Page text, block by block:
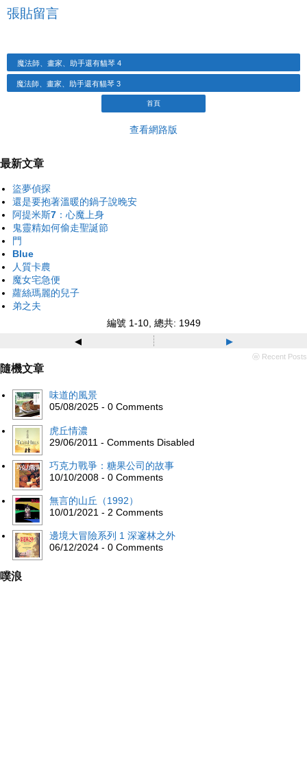
張貼留言
魔法師、畫家、助手還有貓琴 4
魔法師、畫家、助手還有貓琴 3
首頁
查看網路版
最新文章
盜夢偵探
還是要抱著溫暖的鍋子說晚安
阿提米斯7：心魔上身
鬼靈精如何偷走聖誕節
門
Blue
人質卡農
魔女宅急便
蘿絲瑪麗的兒子
弟之夫
編號 1-10, 總共: 1949
◂ ▸
ⓦ Recent Posts
隨機文章
味道的風景
05/08/2025 - 0 Comments
虎丘情濃
29/06/2011 - Comments Disabled
巧克力戰爭：糖果公司的故事
10/10/2008 - 0 Comments
無言的山丘（1992）
10/01/2021 - 2 Comments
邊境大冒險系列 1 深邃林之外
06/12/2024 - 0 Comments
噗浪